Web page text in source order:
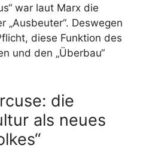
war laut Marx die
„Ausbeuter“. Deswegen
diese Funktion des
und den „Überbau“
die
als neues